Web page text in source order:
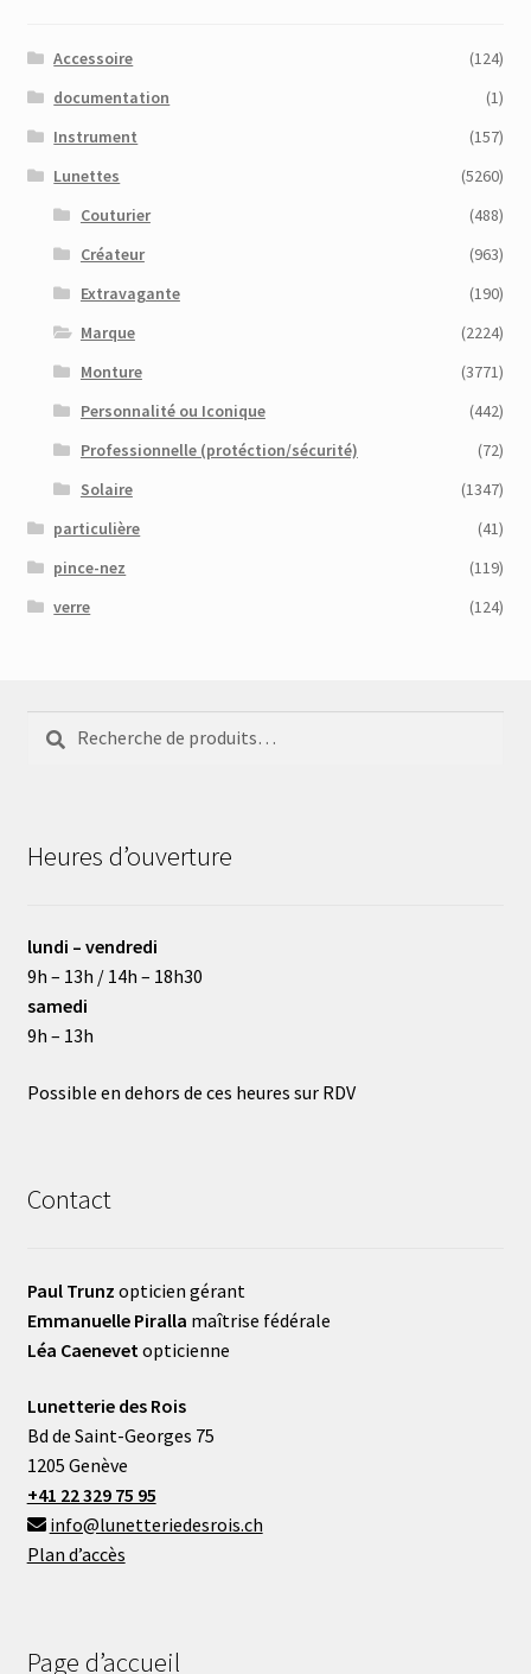
Accessoire
(124)
documentation
(1)
Instrument
(157)
Lunettes
(5260)
Couturier
(488)
Créateur
(963)
Extravagante
(190)
Marque
(2224)
Monture
(3771)
Personnalité ou Iconique
(442)
Professionnelle (protéction/sécurité)
(72)
Solaire
(1347)
particulière
(41)
pince-nez
(119)
verre
(124)
Recherche
pour :
Recherche
Heures d’ouverture
lundi – vendredi
9h – 13h / 14h – 18h30
samedi
9h – 13h
Possible en dehors de ces heures sur RDV
Contact
Paul Trunz opticien gérant
Emmanuelle Piralla maîtrise fédérale
Léa Caenevet opticienne
Lunetterie des Rois
Bd de Saint-Georges 75
1205 Genève
+41 22 329 75 95
info@lunetteriedesrois.ch
Plan d’accès
Page d’accueil